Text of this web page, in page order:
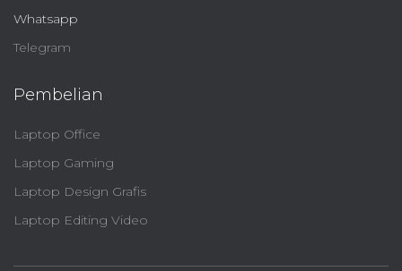
Whatsapp
Telegram
Pembelian
Laptop Office
Laptop Gaming
Laptop Design Grafis
Laptop Editing Video